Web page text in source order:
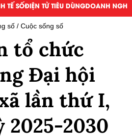
TẾ SỐĐIỆN TỬ TIÊU DÙNGDOANH
số Cuộc sống số
tổ chức
Đại hội
lần thứ I,
2025-2030